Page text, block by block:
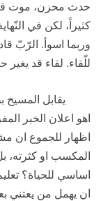
حدث محزن، موت
كثيراً، لكن في
وربما اسوأ. الرّبّ
للّقاء. لقاء قد يغير
يقابل المسيح
اهو اعلان الخبر
اظهار للجموع ان
المكسب او كثرته،
اساسي للحياة؟
ان يهمل من يعتني